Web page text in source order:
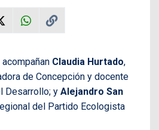
Claudia Hurtado,
de Concepción y docente
Desarrollo; y Alejandro San
del Partido Ecologista